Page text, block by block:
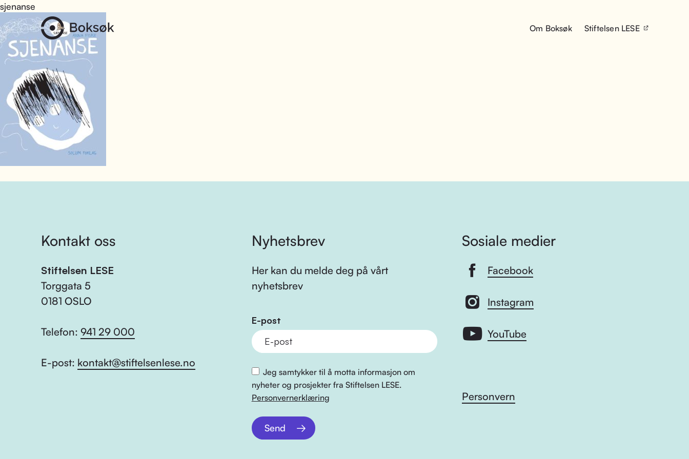
Om Boksøk Stiftelsen LESE
sjenanse
Kontakt oss
Stiftelsen LESE
Torggata 5
0181 OSLO
Telefon: 941 29 000
E-post: kontakt@stiftelsenlese.no
Nyhetsbrev
Her kan du melde deg på vårt
nyhetsbrev
E-post
Jeg samtykker til å motta informasjon om
nyheter og prosjekter fra Stiftelsen LESE.
Personvernerklæring
Send
Sosiale medier
Facebook
Instagram
YouTube
Personvern